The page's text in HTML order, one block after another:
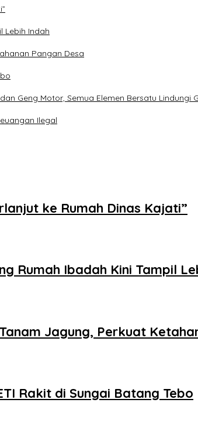
Lebih Indah
Pangan Desa
Geng Motor, Semua Elemen Bersatu Lindungi
Ilegal
ke Rumah Dinas Kajati”
Rumah Ibadah Kini Tampil
Jagung, Perkuat
Rakit di Sungai Batang Tebo